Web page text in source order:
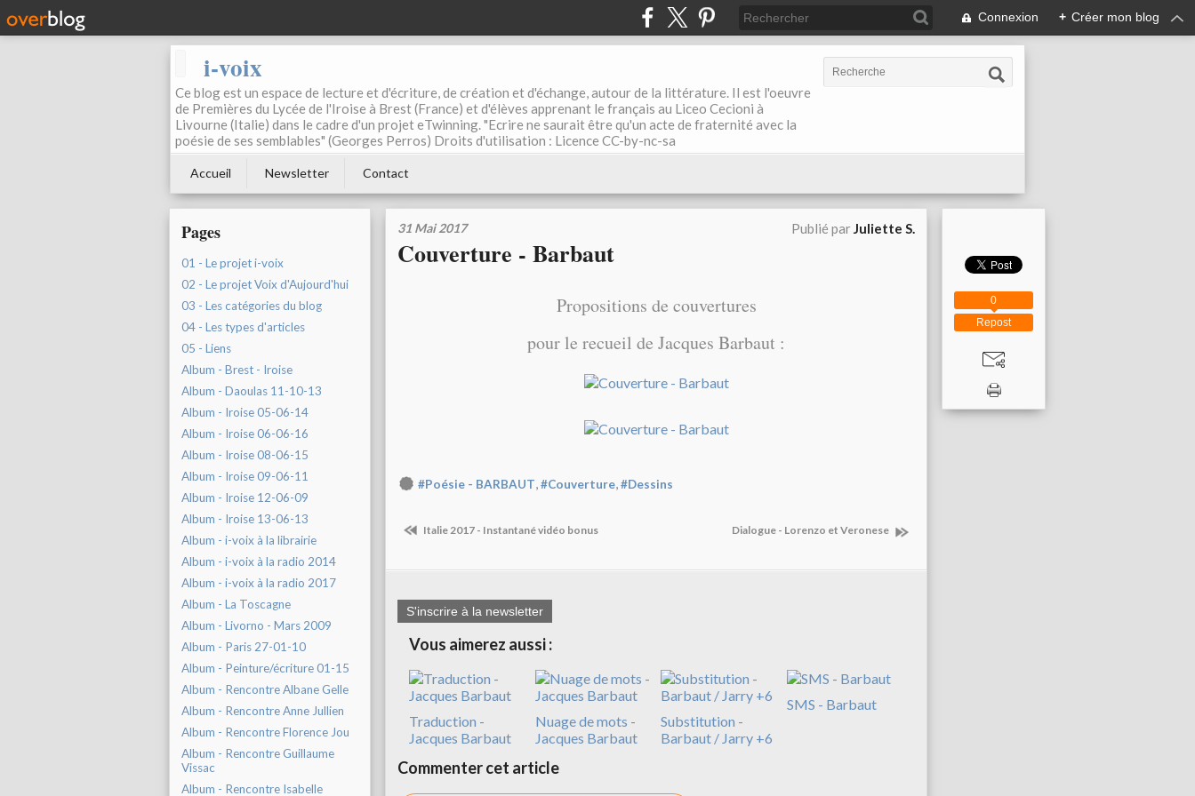
Connexion + Créer mon blog
i-voix
Ce blog est un espace de lecture et d'écriture, de création et d'échange, autour de la littérature. Il est l'oeuvre
de Premières du Lycée de l'Iroise à Brest (France) et d'élèves apprenant le français au Liceo Cecioni à
Livourne (Italie) dans le cadre d'un projet eTwinning. "Ecrire ne saurait être qu'un acte de fraternité avec la
poésie de ses semblables" (Georges Perros) Droits d'utilisation : Licence CC-by-nc-sa
Accueil Newsletter Contact
Pages
01 - Le projet i-voix
02 - Le projet Voix d'Aujourd'hui
03 - Les catégories du blog
04 - Les types d'articles
05 - Liens
Album - Brest - Iroise
Album - Daoulas 11-10-13
Album - Iroise 05-06-14
Album - Iroise 06-06-16
Album - Iroise 08-06-15
Album - Iroise 09-06-11
Album - Iroise 12-06-09
Album - Iroise 13-06-13
Album - i-voix à la librairie
Album - i-voix à la radio 2014
Album - i-voix à la radio 2017
Album - La Toscagne
Album - Livorno - Mars 2009
Album - Paris 27-01-10
Album - Peinture/écriture 01-15
Album - Rencontre Albane Gelle
Album - Rencontre Anne Jullien
Album - Rencontre Florence Jou
Album - Rencontre Guillaume
Vissac
Album - Rencontre Isabelle
31 Mai 2017 Publié parJuliette S.
Couverture - Barbaut
Propositions de couvertures
pour le recueil de Jacques Barbaut :
#Poésie - BARBAUT,#Couverture,#Dessins
Italie 2017 - Instantané vidéo bonus Dialogue - Lorenzo et Veronese
S'inscrire à la newsletter
Vous aimerez aussi :
Traduction -
Jacques Barbaut
Nuage de mots -
Jacques Barbaut
Substitution -
Barbaut / Jarry +6
SMS - Barbaut
Commenter cet article
Repost
0